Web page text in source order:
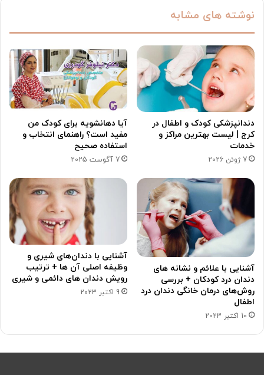
نوشته های مشابه
دندانپزشکی کودک و اطفال در
کرج | لیست بهترین مراکز و
خدمات
7 ژوئن 2026
آیا دهانشویه برای کودک من
مفید است؟ راهنمای انتخاب و
استفاده صحیح
7 آگوست 2025
آشنایی با علائم و نشانه های
دندان درد کودکان + بررسی
روش‌های درمان خانگی دندان درد
اطفال
10 اکتبر 2023
آشنایی با دندان‌های شیری و
وظیفه اصلی آن ها + ترتیب
رویش دندان های دائمی و شیری
9 اکتبر 2023